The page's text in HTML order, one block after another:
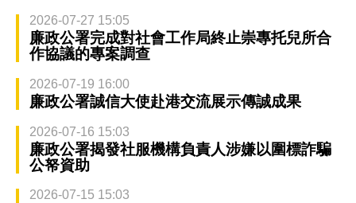
2026-07-27 15:05
廉政公署完成對社會工作局終止崇專托兒所合
作協議的專案調查
2026-07-19 16:00
廉政公署誠信大使赴港交流展示傳誠成果
2026-07-16 15:03
廉政公署揭發社服機構負責人涉嫌以圍標詐騙
公帑資助
2026-07-15 15:03